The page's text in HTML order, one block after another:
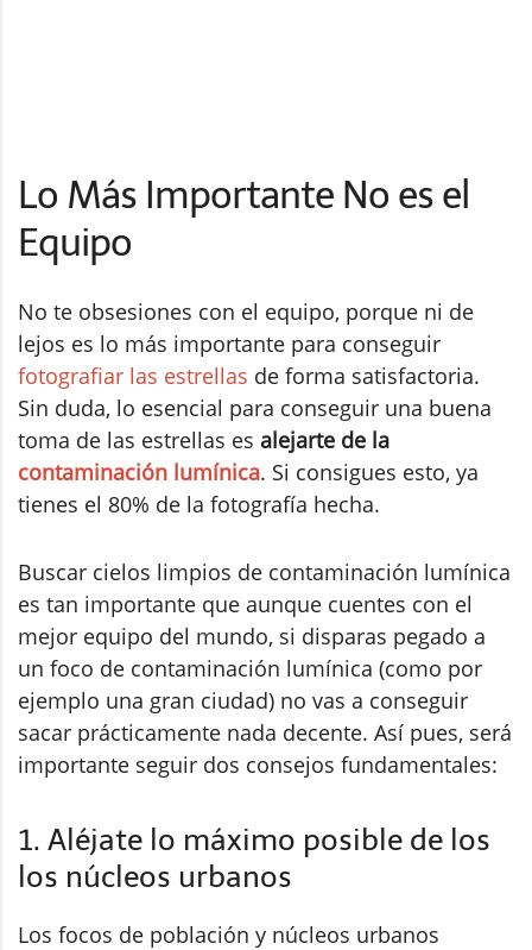
Lo Más Importante No es el
Equipo
No te obsesiones con el equipo, porque ni de
lejos es lo más importante para conseguir
fotografiar las estrellas de forma satisfactoria.
Sin duda, lo esencial para conseguir una buena
toma de las estrellas es alejarte de la
contaminación lumínica. Si consigues esto, ya
tienes el 80% de la fotografía hecha.
Buscar cielos limpios de contaminación lumínica
es tan importante que aunque cuentes con el
mejor equipo del mundo, si disparas pegado a
un foco de contaminación lumínica (como por
ejemplo una gran ciudad) no vas a conseguir
sacar prácticamente nada decente. Así pues, será
importante seguir dos consejos fundamentales:
1. Aléjate lo máximo posible de los
los núcleos urbanos
Los focos de población y núcleos urbanos